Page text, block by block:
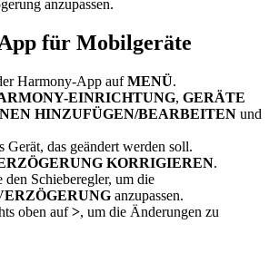
anzupassen.
für Mobilgeräte
Harmony-App aufMENÜ.
EINRICHTUNG, GERÄTE
HINZUFÜGEN/BEARBEITEN und
Gerät, das geändert werden soll.
KORRIGIEREN.
den Schieberegler, um die
anzupassen.
oben auf>, um die Änderungen zu